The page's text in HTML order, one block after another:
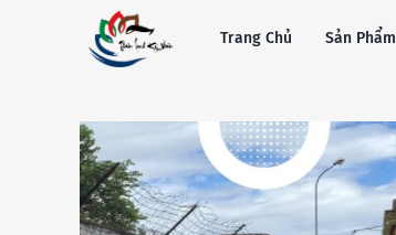
Trang Chủ Sản Phẩm